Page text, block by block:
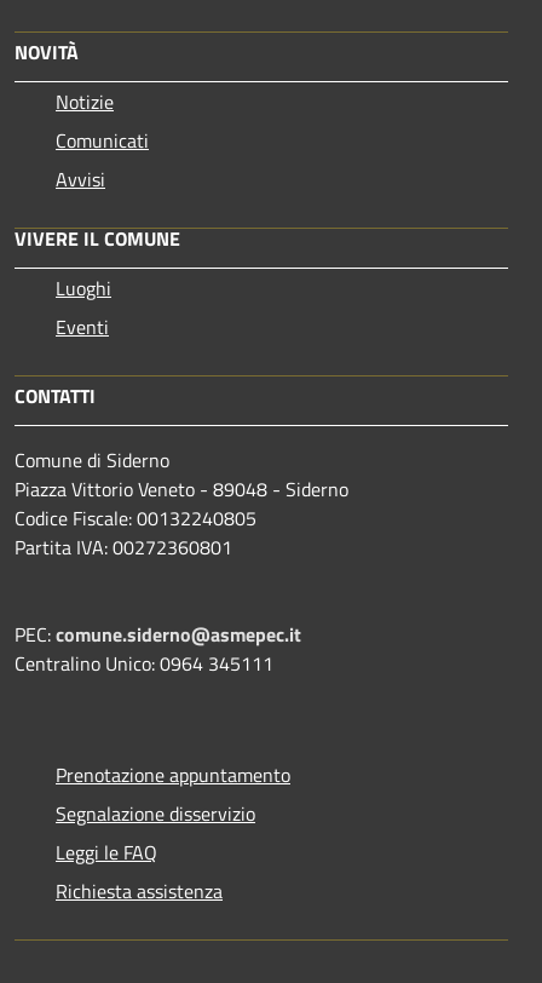
NOVITÀ
Notizie
Comunicati
Avvisi
VIVERE IL COMUNE
Luoghi
Eventi
CONTATTI
Comune di Siderno
Piazza Vittorio Veneto - 89048 - Siderno
Codice Fiscale: 00132240805
Partita IVA: 00272360801
PEC:comune.siderno@asmepec.it
Centralino Unico: 0964 345111
Prenotazione appuntamento
Segnalazione disservizio
Leggi le FAQ
Richiesta assistenza